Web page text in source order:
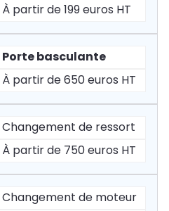
À partir de 199 euros HT
Porte basculante
À partir de 650 euros HT
Changement de ressort
À partir de 750 euros HT
Changement de moteur